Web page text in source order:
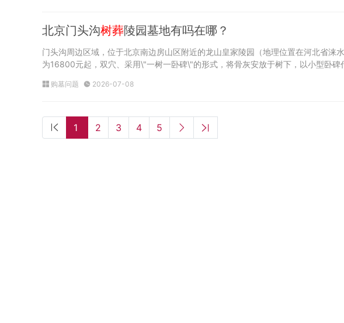
北京门头沟树葬陵园墓地有吗在哪？
门头沟周边区域，位于北京南边房山区附近的龙山皇家陵园（地理位置在河北省涞
为16800元起，双穴、采用\"一树一卧碑\"的形式，将骨灰安放于树下，以小型卧碑
购墓问题 2026-07-08
1 2 3 4 5